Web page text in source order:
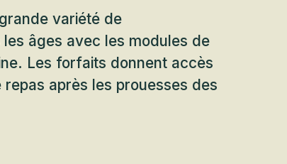
variété de
âges avec les modules de
Les forfaits donnent accès
après les prouesses des